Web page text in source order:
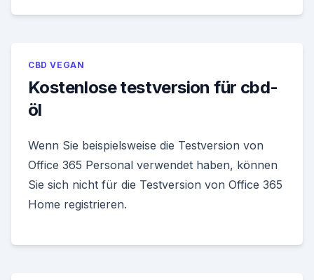
CBD VEGAN
Kostenlose testversion für cbd-
öl
Wenn Sie beispielsweise die Testversion von
Office 365 Personal verwendet haben, können
Sie sich nicht für die Testversion von Office 365
Home registrieren.